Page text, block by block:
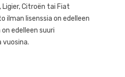
Ligier, Citroën tai Fiat
ilman lisenssia on edelleen
edelleen suuri